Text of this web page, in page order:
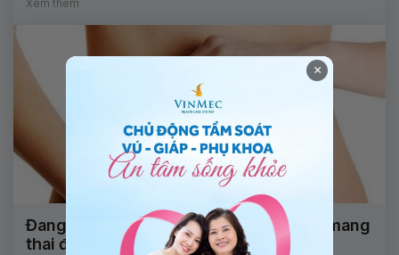
Xem thêm
Đang tiêm ngừa ung thư cổ tử cung có mang
thai được không?
×